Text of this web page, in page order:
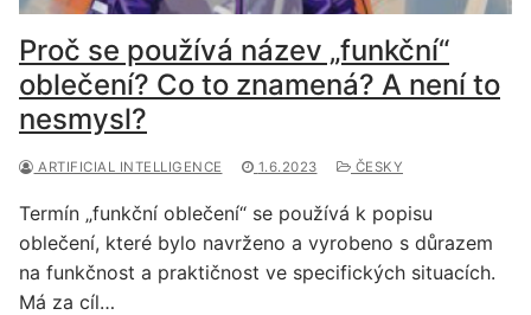
Proč se používá název „funkční“
oblečení? Co to znamená? A není to
nesmysl?
ARTIFICIAL INTELLIGENCE 1.6.2023 ČESKY
Termín „funkční oblečení“ se používá k popisu
oblečení, které bylo navrženo a vyrobeno s důrazem
na funkčnost a praktičnost ve specifických situacích.
Má za cíl…